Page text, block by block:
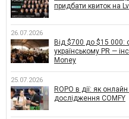
придбати квиток на
26.07.2026
Від $700 до $15 000:
українському PR —
Money
25.07.2026
ROPO в дії: як
дослідження COMFY